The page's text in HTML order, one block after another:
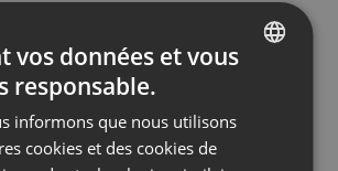
?
à votre compte et passez la
photo de profil, en haut à
SélectionnezDétails de
FRENCH
vos données et vous
responsable.
informons que nous utilisons
cookies et des cookies de